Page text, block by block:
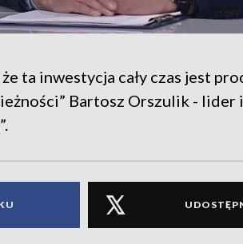
ta inwestycja cały czas jest
Bartosz Orszulik - lider